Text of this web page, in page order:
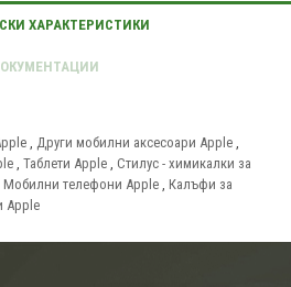
, Други мобилни аксесоари Apple ,
, Таблети Apple , Стилус - химикалки за
Мобилни телефони Apple , Калъфи за
Apple